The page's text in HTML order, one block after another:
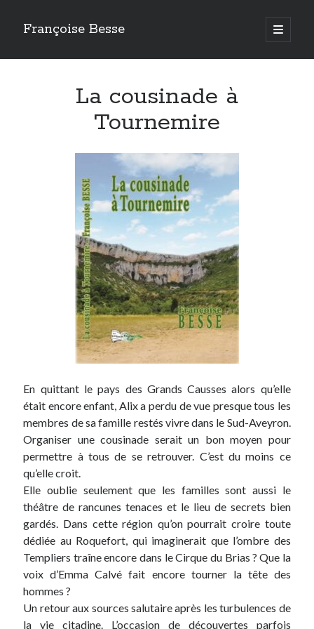
Françoise Besse
open
primary
Sidebar
Requiem à Laroquebrou
Le silence des cascades
Coup de Lune dans les Palanges
La Fiancée du barrage
Les Loups de Saint-Chély
La cousinade à Tournemire
Les Sirènes du lac
Prentegarde
: La Faute de Lucien Feugerolles
La cousinade à
Tournemire
En quittant le pays des Grands Causses alors qu’elle
était encore enfant, Alix a perdu de vue presque tous les
membres de sa famille restés vivre dans le Sud-Aveyron.
Organiser une cousinade serait un bon moyen pour
permettre à tous de se retrouver. C’est du moins ce
qu’elle croit.
Elle oublie seulement que les familles sont aussi le
théâtre de rancunes tenaces et le lieu de secrets bien
gardés. Dans cette région qu’on pourrait croire toute
dédiée au Roquefort, qui imaginerait que l’ombre des
Templiers traîne encore dans le Cirque du Brias ? Que la
voix d’Emma Calvé fait encore tourner la tête des
hommes ?
Un retour aux sources salutaire après les turbulences de
la vie citadine. L’occasion de découvertes parfois